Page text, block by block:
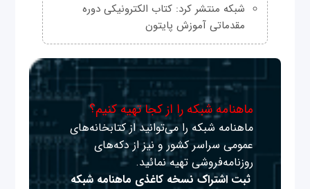
شبکه منتشر کرد: کتاب الکترونیکی دوره
مقدماتی آموزش پایتون
ماهنامه شبکه را از کجا تهیه کنیم؟
ماهنامه شبکه را می‌توانید از کتابخانه‌های
عمومی سراسر کشور و نیز از دکه‌های
روزنامه‌فروشی تهیه نمائید.
ثبت اشتراک نسخه کاغذی ماهنامه شبکه